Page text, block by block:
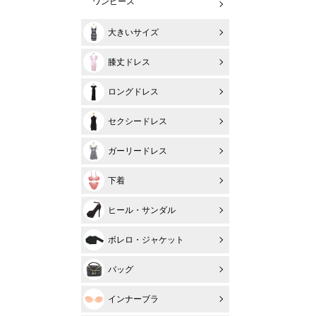
大きいサイズ
膝丈ドレス
ロングドレス
セクシードレス
ガーリードレス
下着
ヒール・サンダル
ボレロ・ジャケット
バッグ
インナーブラ